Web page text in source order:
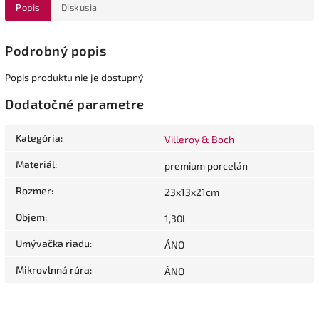
Popis Diskusia
Podrobný popis
Popis produktu nie je dostupný
Dodatočné parametre
Kategória: Villeroy & Boch
Materiál: premium porcelán
Rozmer: 23x13x21cm
Objem: 1,30l
Umývačka riadu: ÁNO
Mikrovlnná rúra: ÁNO